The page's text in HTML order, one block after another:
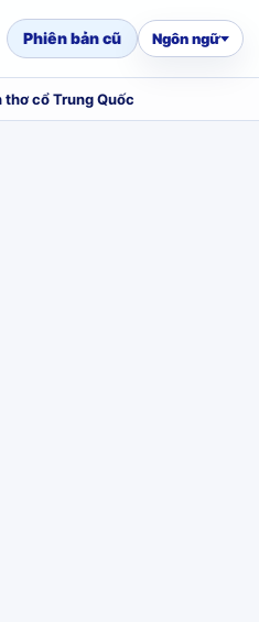
Phiên bản cũ Ngôn ngữ
thơ cổ Trung Quốc